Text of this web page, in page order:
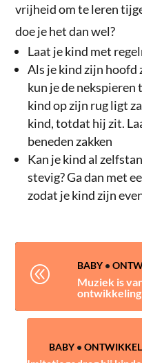
vrijheid om te leren
doe je het dan wel?
Laat je kind met
Als je kind zijn
kun je de nekspieren
kind op zijn rug ligt
kind, totdat hij zit.
beneden zakken
Kan je kind al
stevig? Ga dan met
zodat je kind zijn
@ BABY •
Muziek is
ontwikkeling
BABY•